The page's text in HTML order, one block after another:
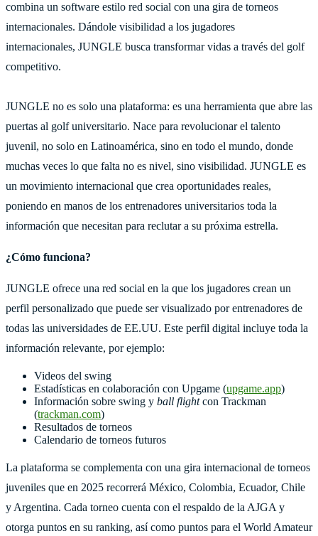
combina un software estilo red social con una gira de torneos
internacionales. Dándole visibilidad a los jugadores
internacionales, JUNGLE busca transformar vidas a través del golf
competitivo.
JUNGLE no es solo una plataforma: es una herramienta que abre las
puertas al golf universitario. Nace para revolucionar el talento
juvenil, no solo en Latinoamérica, sino en todo el mundo, donde
muchas veces lo que falta no es nivel, sino visibilidad. JUNGLE es
un movimiento internacional que crea oportunidades reales,
poniendo en manos de los entrenadores universitarios toda la
información que necesitan para reclutar a su próxima estrella.
¿Cómo funciona?
JUNGLE ofrece una red social en la que los jugadores crean un
perfil personalizado que puede ser visualizado por entrenadores de
todas las universidades de EE.UU. Este perfil digital incluye toda la
información relevante, por ejemplo:
Videos del swing
Estadísticas en colaboración con Upgame (upgame.app)
Información sobre swing y ball flightcon Trackman
(trackman.com)
Resultados de torneos
Calendario de torneos futuros
La plataforma se complementa con una gira internacional de torneos
juveniles que en 2025 recorrerá México, Colombia, Ecuador, Chile
y Argentina. Cada torneo cuenta con el respaldo de la AJGA y
otorga puntos en su ranking, así como puntos para el World Amateur